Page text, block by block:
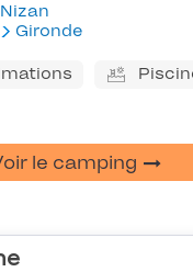
Nizan
Gironde
le camping